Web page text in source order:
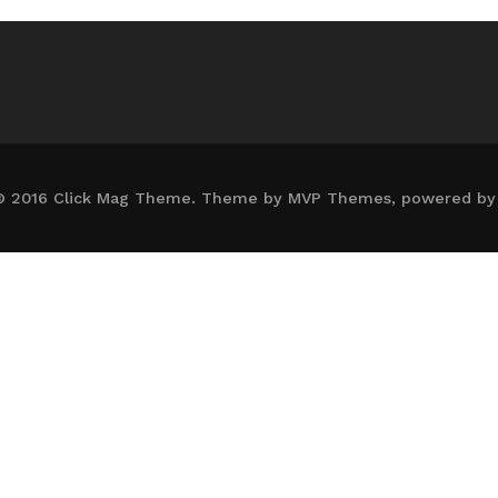
2016 Click Mag Theme. Theme by MVP Themes, powered by